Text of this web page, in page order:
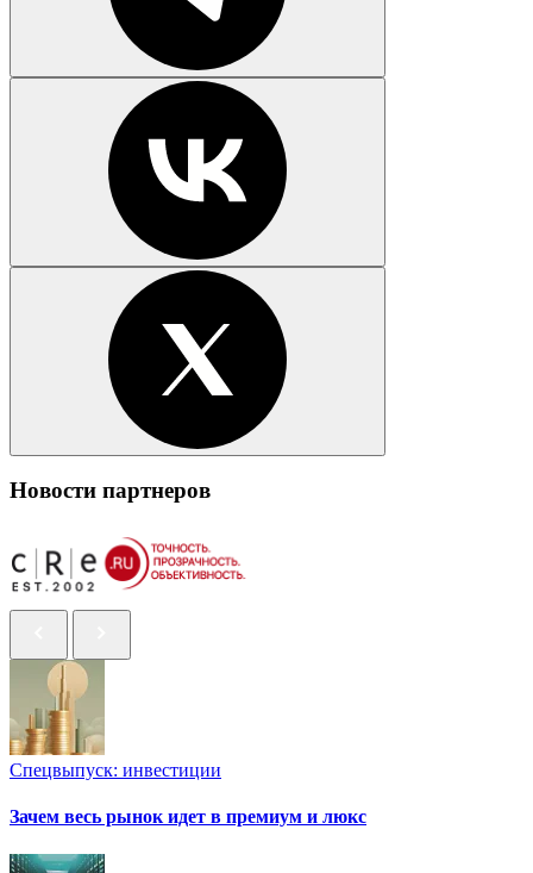
Новости партнеров
Спецвыпуск: инвестиции
Зачем весь рынок идет в премиум и люкс